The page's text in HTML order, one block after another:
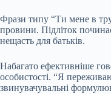
Фрази типу “Ти мене в
провини. Підліток
нещасть для батьків.
Набагато ефективніше
особистості. “Я
звинувачувальні